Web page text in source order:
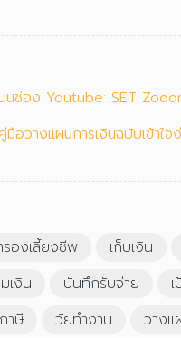
ช่อง Youtube: SET
วางแผนการเงินฉบับเข้าใจ
องเลี้ยงชีพ เก็บเงิน
เงิน บันทึกรับจ่าย
าษี วัยทำงาน วางแ